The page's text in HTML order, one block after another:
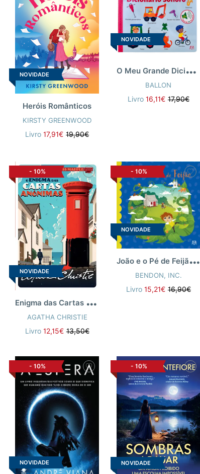
NOVIDADE
Heróis Românticos
KIRSTY GREENWOOD
Livro17,91€ 19,90€
NOVIDADE
O
Meu Grande Dicionário Sonoro
BALLON
Livro 16,11€ 17,90€
- 10%
NOVIDADE
E
nigma das Cartas Anónimas
AGATHA CHRISTIE
Livro 12,15€ 13,50€
- 10%
NOVIDADE
J
oão e o Pé de Feijão: Livro de Histórias – Aldeia de Madeira
BENDON, INC.
Livro 15,21€ 16,90€
- 10%
NOVIDADE
- 10%
NOVIDADE